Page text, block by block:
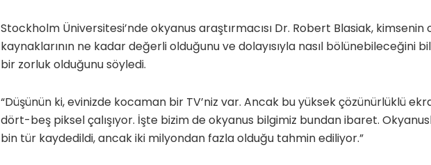
Stockholm Üniversitesi’nde okyanus araştırmacısı Dr. Robert Blasiak, kimsenin
kaynaklarının ne kadar değerli olduğunu ve dolayısıyla nasıl bölünebileceğini
bir zorluk olduğunu söyledi.
“Düşünün ki, evinizde kocaman bir TV’niz var. Ancak bu yüksek çözünürlüklü
dört-beş piksel çalışıyor. İşte bizim de okyanus bilgimiz bundan ibaret.
bin tür kaydedildi, ancak iki milyondan fazla olduğu tahmin ediliyor.”